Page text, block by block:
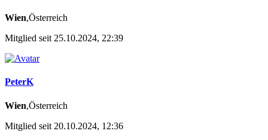
Wien,Österreich
Mitglied seit 25.10.2024, 22:39
PeterK
Wien,Österreich
Mitglied seit 20.10.2024, 12:36